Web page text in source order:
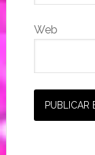
Web